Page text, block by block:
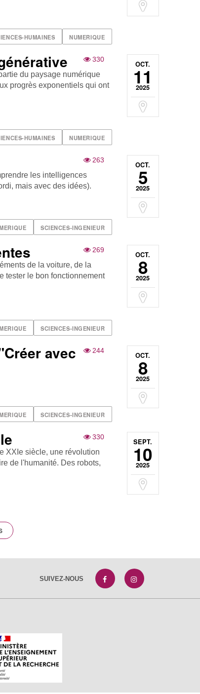
HUMAINES NUMERIQUE
OCT.
11
2025
330
du paysage numérique
progrès exponentiels qui ont
HUMAINES NUMERIQUE
OCT.
5
2025
263
les intelligences
mais avec des idées).
SCIENCES-INGENIEUR
OCT.
8
2025
269
de la voiture, de la
tester le bon fonctionnement
SCIENCES-INGENIEUR
OCT.
8
2025
244
avec
SCIENCES-INGENIEUR
SEPT.
10
2025
330
XXIe siècle, une révolution
de l'humanité. Des robots,
SUIVEZ-NOUS